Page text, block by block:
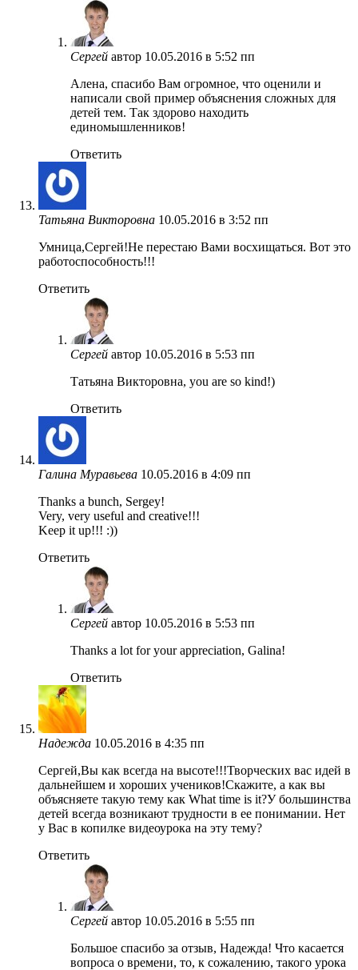
Сергей автор 10.05.2016 в 5:52 пп
Алена, спасибо Вам огромное, что оценили и
написали свой пример объяснения сложных для
детей тем. Так здорово находить
единомышленников!
Ответить
Татьяна Викторовна 10.05.2016 в 3:52 пп
Умница,Сергей!Не перестаю Вами восхищаться. Вот это
работоспособность!!!
Ответить
Сергей автор 10.05.2016 в 5:53 пп
Татьяна Викторовна, you are so kind!)
Ответить
Галина Муравьева 10.05.2016 в 4:09 пп
Thanks a bunch, Sergey!
Very, very useful and creative!!!
Keep it up!!! :))
Ответить
Сергей автор 10.05.2016 в 5:53 пп
Thanks a lot for your appreciation, Galina!
Ответить
Надежда 10.05.2016 в 4:35 пп
Сергей,Вы как всегда на высоте!!!Творческих вас идей в
дальнейшем и хороших учеников!Скажите, а как вы
объясняете такую тему как What time is it?У большинства
детей всегда возникают трудности в ее понимании. Нет
у Вас в копилке видеоурока на эту тему?
Ответить
Сергей автор 10.05.2016 в 5:55 пп
Большое спасибо за отзыв, Надежда! Что касается
вопроса о времени, то, к сожалению, такого урока